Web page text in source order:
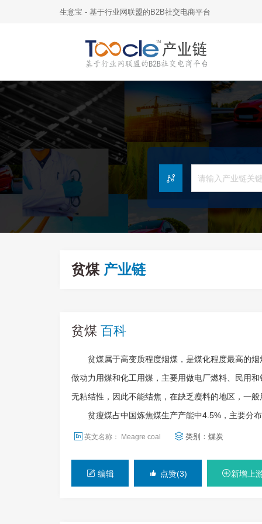
生意宝 - 基于行业网联盟的B2B社交电商平台
贫煤 产业链
贫煤 百科
贫煤属于高变质程度烟煤，是煤化程度最高的烟
做动力用煤和化工用煤，主要用做电厂燃料、民用
无粘结性，因此不能结焦，在缺乏瘦料的地区，一
贫瘦煤占中国炼焦煤生产产能中4.5%，主要分布
英文名称： Meagre coal 类别： 煤炭
编辑 点赞(3) 新增上